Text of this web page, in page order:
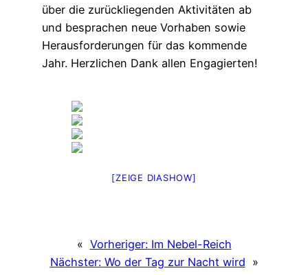
über die zurückliegenden Aktivitäten ab
und besprachen neue Vorhaben sowie
Herausforderungen für das kommende
Jahr. Herzlichen Dank allen Engagierten!
[ZEIGE DIASHOW]
« Vorheriger: Im Nebel-Reich
Nächster: Wo der Tag zur Nacht wird »